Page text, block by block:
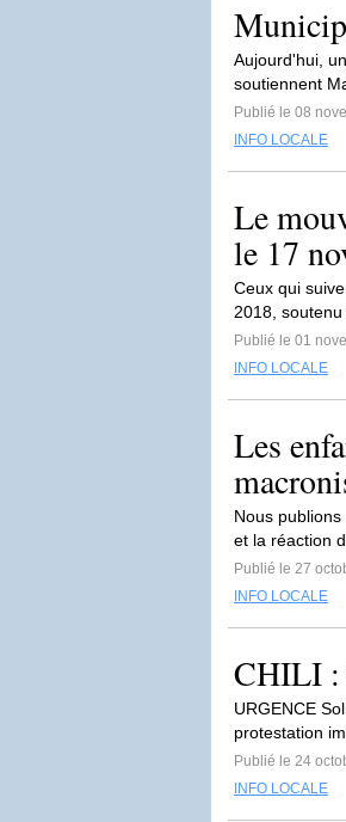
Aujourd'hui,
soutiennent
Publié le 08
INFO LOCALE
Le
le 17
Ceux qui
2018,
Publié le 01
INFO LOCALE
Les
Nous
et la réaction
Publié le 27
INFO LOCALE
CHILI :
URGENCE
protestation
Publié le 24
INFO LOCALE